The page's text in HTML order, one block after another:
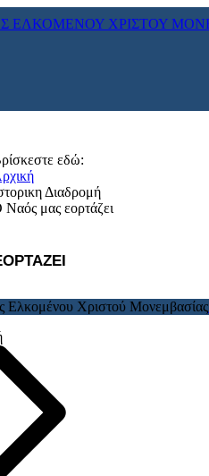
εδώ:
Διαδρομή
μας εορτάζει
Ελκομένου Χριστού Μονεμβασίας